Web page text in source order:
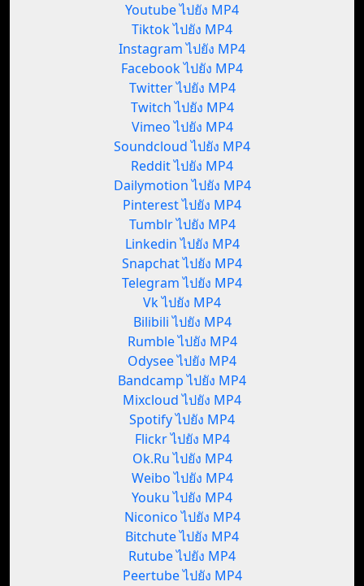
Youtube ไปยัง MP4
Tiktok ไปยัง MP4
Instagram ไปยัง MP4
Facebook ไปยัง MP4
Twitter ไปยัง MP4
Twitch ไปยัง MP4
Vimeo ไปยัง MP4
Soundcloud ไปยัง MP4
Reddit ไปยัง MP4
Dailymotion ไปยัง MP4
Pinterest ไปยัง MP4
Tumblr ไปยัง MP4
Linkedin ไปยัง MP4
Snapchat ไปยัง MP4
Telegram ไปยัง MP4
Vk ไปยัง MP4
Bilibili ไปยัง MP4
Rumble ไปยัง MP4
Odysee ไปยัง MP4
Bandcamp ไปยัง MP4
Mixcloud ไปยัง MP4
Spotify ไปยัง MP4
Flickr ไปยัง MP4
Ok.Ru ไปยัง MP4
Weibo ไปยัง MP4
Youku ไปยัง MP4
Niconico ไปยัง MP4
Bitchute ไปยัง MP4
Rutube ไปยัง MP4
Peertube ไปยัง MP4